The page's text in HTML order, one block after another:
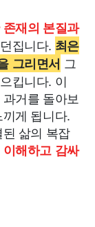
재의 본질과
집니다. 최은
그리면서 그
킵니다. 이
거를 돌아보
게 됩니다.
삶의 복잡
해하고 감싸